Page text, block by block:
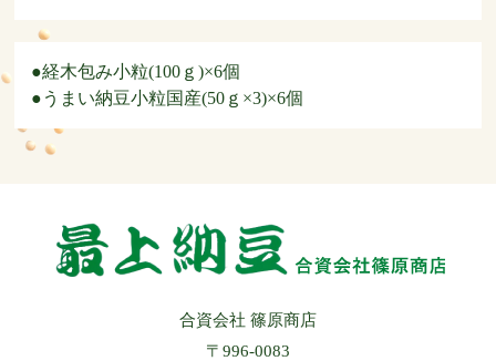
●経木包み小粒(100ｇ)×6個
●うまい納豆小粒国産(50ｇ×3)×6個
合資会社 篠原商店
〒996-0083